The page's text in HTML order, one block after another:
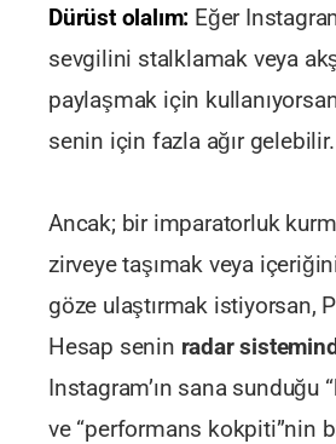
Dürüst olalım: Eğer
sevgilini stalklamak veya
paylaşmak için
senin için fazla ağır gelebilir.
Ancak; bir imparatorluk
zirveye taşımak veya
göze ulaştırmak istiyorsan,
Hesap senin radar
Instagram’ın sana sunduğu
ve “performans kokpiti”nin